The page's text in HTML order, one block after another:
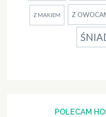
Z MAKIEM Z
POLECAM